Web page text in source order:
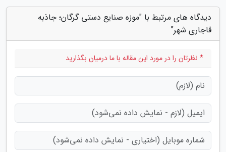
دیدگاه های مرتبط با "موزه صنایع دستی گرگان؛ جاذبه
قاجاری شهر"
* نظرتان را در مورد این مقاله با ما درمیان بگذارید